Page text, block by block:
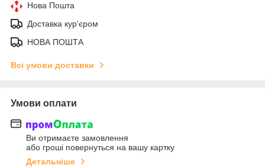
Нова Пошта
Доставка кур'єром
НОВА ПОШТА
Всі умови доставки
Умови оплати
Ви отримаєте замовлення
або гроші повернуться на вашу картку
Детальніше